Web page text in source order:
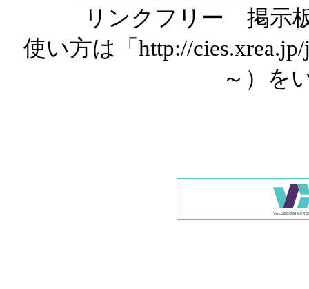
リンクフリー 掲示
使い方は「http://
～）を